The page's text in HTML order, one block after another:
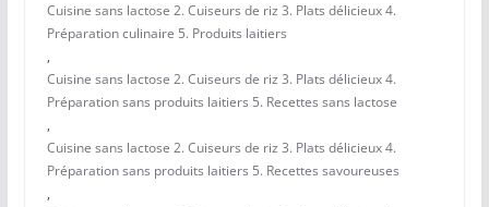
Cuisine sans lactose 2. Cuiseurs de riz 3. Plats délicieux 4.
Préparation culinaire 5. Produits laitiers
,
Cuisine sans lactose 2. Cuiseurs de riz 3. Plats délicieux 4.
Préparation sans produits laitiers 5. Recettes sans lactose
,
Cuisine sans lactose 2. Cuiseurs de riz 3. Plats délicieux 4.
Préparation sans produits laitiers 5. Recettes savoureuses
,